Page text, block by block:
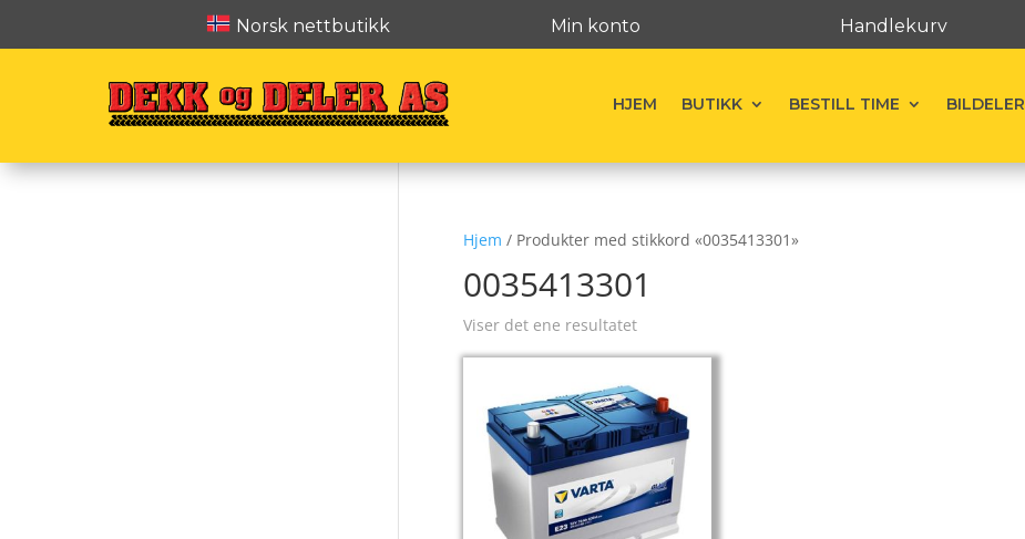
Norsk nettbutikk Min konto Handlekurv
HJEM BUTIKK BESTILL TIME BILDELER
Hjem / Produkter med stikkord «0035413301»
0035413301
Viser det ene resultatet